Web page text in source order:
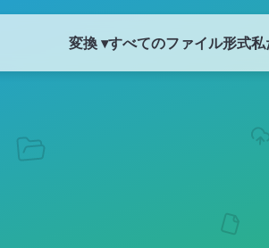
変換 ▾すべてのファイル形式私